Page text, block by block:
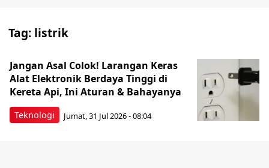
Tag: listrik
Teknologi
Jangan Asal Colok! Larangan Keras
Alat Elektronik Berdaya Tinggi di
Kereta Api, Ini Aturan & Bahayanya
Jumat, 31 Jul 2026 - 08:04